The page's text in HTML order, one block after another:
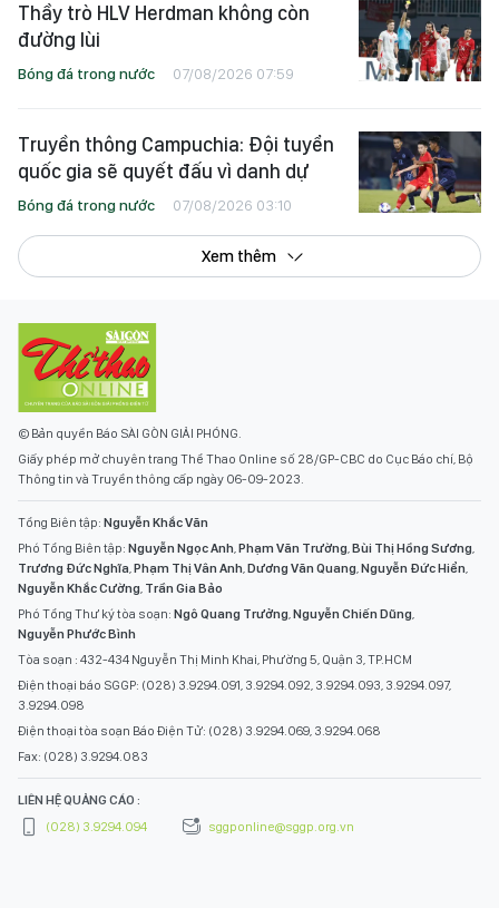
Thầy trò HLV Herdman không còn
đường lùi
Bóng đá trong nước 07/08/2026 07:59
Truyền thông Campuchia: Đội tuyển
quốc gia sẽ quyết đấu vì danh dự
Bóng đá trong nước 07/08/2026 03:10
Xem thêm
© Bản quyền Báo SÀI GÒN GIẢI PHÓNG.
Giấy phép mở chuyên trang Thể Thao Online số 28/GP-CBC do Cục Báo chí, Bộ
Thông tin và Truyền thông cấp ngày 06-09-2023.
Tổng Biên tập: Nguyễn Khắc Văn
Phó Tổng Biên tập: Nguyễn Ngọc Anh,Phạm Văn Trường,Bùi Thị Hồng Sương,
Trương Đức Nghĩa,Phạm Thị Vân Anh,Dương Văn Quang,Nguyễn Đức Hiển,
Nguyễn Khắc Cường, Trần Gia Bảo
Phó Tổng Thư ký tòa soạn: Ngô Quang Trưởng,Nguyễn Chiến Dũng,
Nguyễn Phước Bình
Tòa soạn : 432-434 Nguyễn Thị Minh Khai, Phường 5, Quận 3, TP.HCM
Điện thoại báo SGGP: (028) 3.9294.091, 3.9294.092, 3.9294.093, 3.9294.097,
3.9294.098
Điện thoại tòa soạn Báo Điện Tử: (028) 3.9294.069, 3.9294.068
Fax: (028) 3.9294.083
LIÊN HỆ QUẢNG CÁO :
(028) 3.9294.094
sggponline@sggp.org.vn